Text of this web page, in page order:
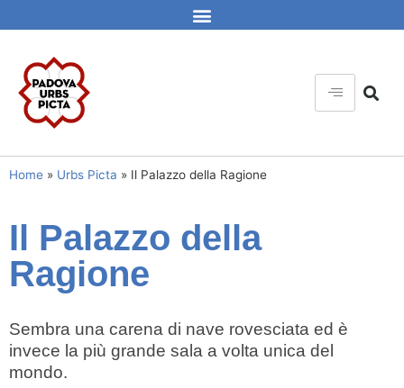
Home » Urbs Picta » Il Palazzo della Ragione
Il Palazzo della
Ragione
Sembra una carena di nave rovesciata ed è
invece la più grande sala a volta unica del
mondo.